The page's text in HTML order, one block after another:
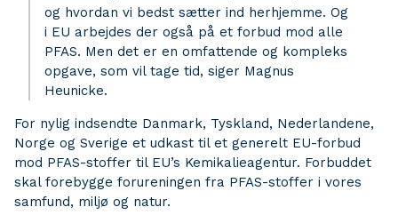
og hvordan vi bedst sætter ind herhjemme. Og
i EU arbejdes der også på et forbud mod alle
PFAS. Men det er en omfattende og kompleks
opgave, som vil tage tid, siger Magnus
Heunicke.
For nylig indsendte Danmark, Tyskland, Nederlandene,
Norge og Sverige et udkast til et generelt EU-forbud
mod PFAS-stoffer til EU’s Kemikalieagentur. Forbuddet
skal forebygge forureningen fra PFAS-stoffer i vores
samfund, miljø og natur.